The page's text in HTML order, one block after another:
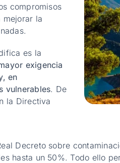
compromisos
mejorar la
es la
exigencia
en
vulnerables. De
la Directiva
Decreto sobre
hasta un 50%. Todo ello